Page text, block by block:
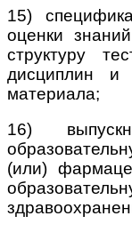
15)
оценки
структуру
дисциплин и
материала;
16)
(или)